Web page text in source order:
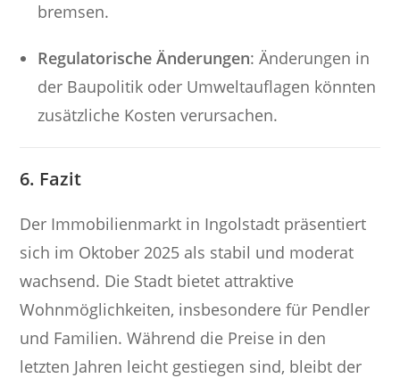
bremsen.
Regulatorische Änderungen: Änderungen in
der Baupolitik oder Umweltauflagen könnten
zusätzliche Kosten verursachen.
6. Fazit
Der Immobilienmarkt in Ingolstadt präsentiert
sich im Oktober 2025 als stabil und moderat
wachsend. Die Stadt bietet attraktive
Wohnmöglichkeiten, insbesondere für Pendler
und Familien. Während die Preise in den
letzten Jahren leicht gestiegen sind, bleibt der